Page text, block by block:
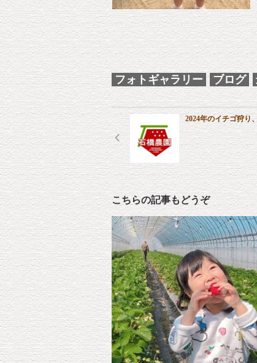
フォトギャラリー ブログ
2024年のイチゴ狩り
こちらの記事もどうぞ